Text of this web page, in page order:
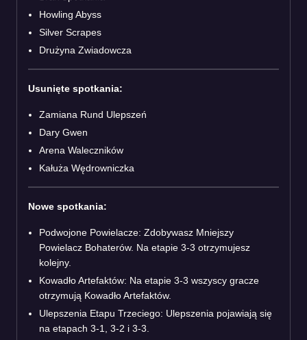
Howling Abyss
Silver Scrapes
Drużyna Zwiadowcza
Usunięte spotkania:
Zamiana Rund Ulepszeń
Dary Gwen
Arena Waleczników
Kałuża Wędrowniczka
Nowe spotkania:
Podwojone Powielacze: Zdobywasz Mniejszy
Powielacz Bohaterów. Na etapie 3-3 otrzymujesz
kolejny.
Kowadło Artefaktów: Na etapie 3-3 wszyscy gracze
otrzymują Kowadło Artefaktów.
Ulepszenia Etapu Trzeciego: Ulepszenia pojawiają się
na etapach 3-1, 3-2 i 3-3.